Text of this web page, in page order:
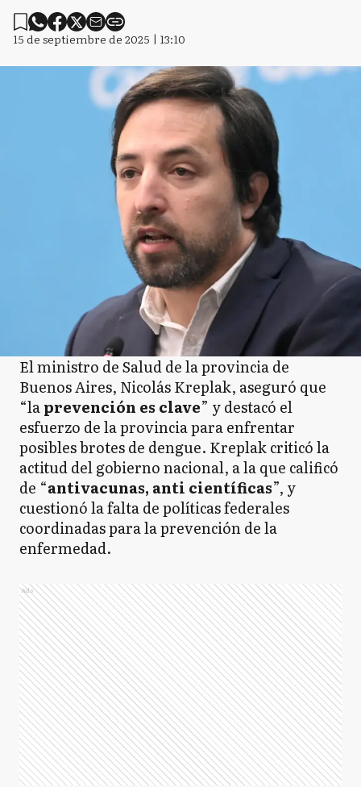
15 de septiembre de 2025 | 13:10
El ministro de Salud de la provincia de
Buenos Aires, Nicolás Kreplak, aseguró que
“laprevención es clave” y destacó el
esfuerzo de la provincia para enfrentar
posibles brotes de dengue. Kreplak criticó la
actitud del gobierno nacional, a la que calificó
de “antivacunas, anti científicas”, y
cuestionó la falta de políticas federales
coordinadas para la prevención de la
enfermedad.
Ads